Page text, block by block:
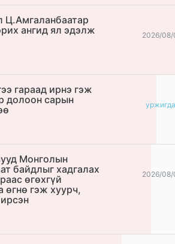
Ц.Амгаланбаатар
ангид ял эдэлж
2026/08/
гараад ирнэ гэж
долоон сарын
Монголын
байдлыг хадгалах
өгөхгүй
өгнө гэж хуурч,
2026/08/